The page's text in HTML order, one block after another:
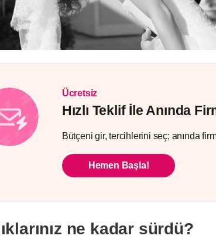
Ücretsiz
Hızlı Teklif İle Anında
Bütçeni gir, tercihlerini seç; anında
Hemen Başla!
ne kadar sürdü?